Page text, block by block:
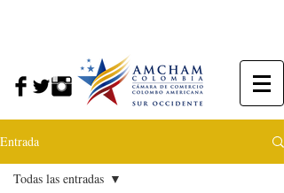
Entrada
Todas las entradas